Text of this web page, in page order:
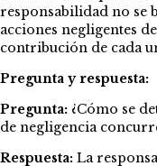
responsabilidad no se
acciones negligentes
contribución de cada
Pregunta y respuesta:
Pregunta: ¿Cómo se
de negligencia
Respuesta: La